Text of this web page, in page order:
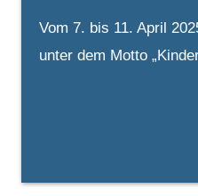
Vom 7. bis 11. April
unter dem Motto